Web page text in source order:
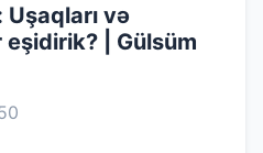
Uşaqları və
| Gülsüm